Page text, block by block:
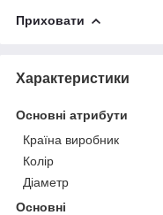
Приховати
Характеристики
Основні атрибути
Країна виробник
Колір
Діаметр
Основні